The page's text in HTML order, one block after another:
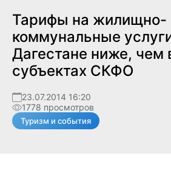
Тарифы на жилищно-
коммунальные
Дагестане ниже, чем
субъектах СКФО
23.07.2014 16:20
1778 просмотров
Туризм и события